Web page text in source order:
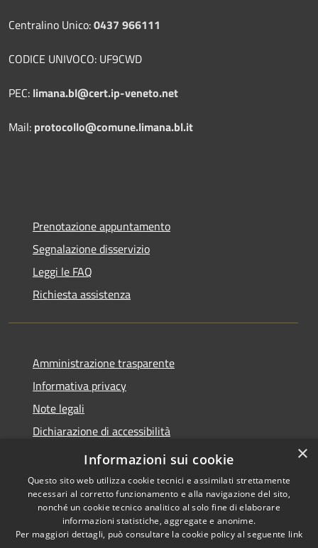
Centralino Unico:0437 966111
CODICE UNIVOCO: UF9CWD
PEC: limana.bl@cert.ip-veneto.net
Mail: protocollo@comune.limana.bl.it
Prenotazione appuntamento
Segnalazione disservizio
Leggi le FAQ
Richiesta assistenza
Amministrazione trasparente
Informativa privacy
Note legali
Dichiarazione di accessibilità
Moduli Privacy Amministrazione trasparente
Accessibilità
Copyright © 2026 • Comune di
Limana • Powered by
×
Informazioni sui cookie
Questo sito web utilizza cookie tecnici e assimilati strettamente
necessari al corretto funzionamento e alla navigazione del sito,
nonché un cookie tecnico analitico al solo fine di elaborare
informazioni statistiche, aggregate e anonime.
Per maggiori dettagli, può consultare la cookie policy al seguente link